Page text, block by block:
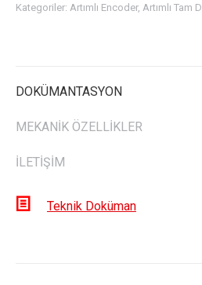
Kategoriler: Artımlı Encoder, Artımlı Tam
DOKÜMANTASYON
MEKANİK ÖZELLİKLER
İLETİŞİM
Teknik Doküman